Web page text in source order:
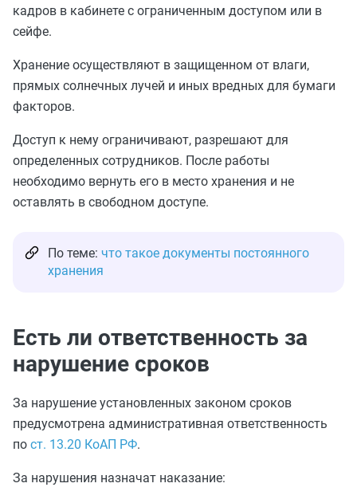
кадров в кабинете с ограниченным доступом или в
сейфе.
Хранение осуществляют в защищенном от влаги,
прямых солнечных лучей и иных вредных для бумаги
факторов.
Доступ к нему ограничивают, разрешают для
определенных сотрудников. После работы
необходимо вернуть его в место хранения и не
оставлять в свободном доступе.
По теме: что такое документы постоянного
хранения
Есть ли ответственность за
нарушение сроков
За нарушение установленных законом сроков
предусмотрена административная ответственность
по ст. 13.20 КоАП РФ.
За нарушения назначат наказание: